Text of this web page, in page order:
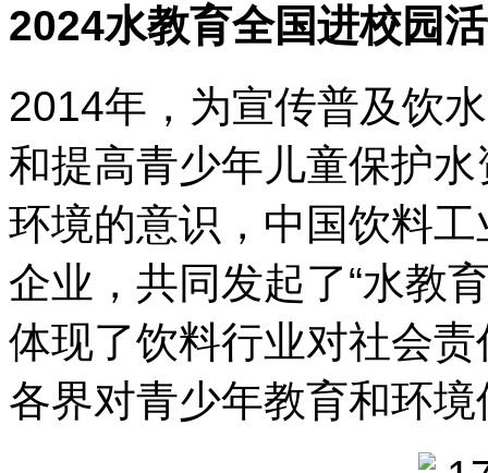
2024水教育全国进校园
2014年，为宣传普及饮
和提高青少年儿童保护
环境的意识，中国饮料
企业，共同发起了“水教
体现了饮料行业对社会
各界对青少年教育和环